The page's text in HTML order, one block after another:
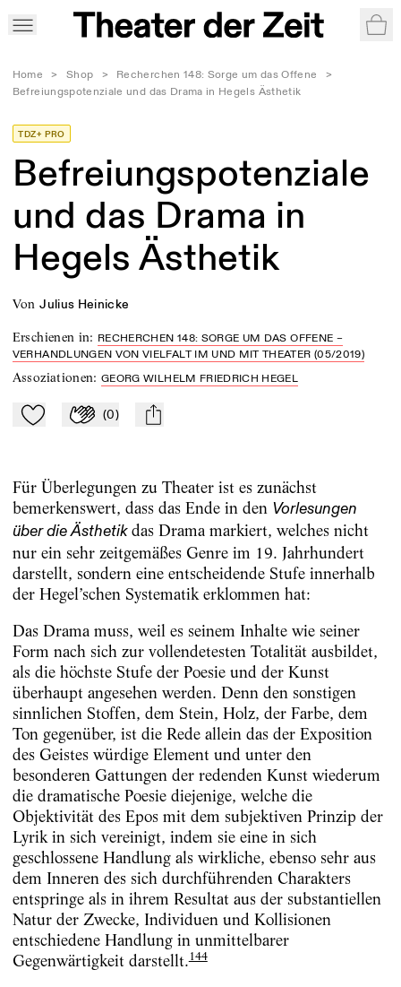
Home > Shop > Recherchen 148: Sorge um das Offene
>
Befreiungspotenziale und das Drama in Hegels Ästhetik
TDZ+ PRO
Befreiungspotenziale
und das Drama in
Hegels Ästhetik
von Julius Heinicke
Erschienen in: RECHERCHEN 148: SORGE UM DAS OFFENE –
VERHANDLUNGEN VON VIELFALT IM UND MIT THEATER (05/2019)
Assoziationen:GEORG WILHELM FRIEDRICH HEGEL
Zu Mein-TdZ hinzufügen
Applaudieren
(0) mail
Für Überlegungen zu Theater ist es zunächst
bemerkenswert, dass das Ende in den Vorlesungen
über die Ästhetikdas Drama markiert, welches nicht
nur ein sehr zeitgemäßes Genre im 19. Jahrhundert
darstellt, sondern eine entscheidende Stufe innerhalb
der Hegel’schen Systematik erklommen hat:
Das Drama muss, weil es seinem Inhalte wie seiner
Form nach sich zur vollendetesten Totalität ausbildet,
als die höchste Stufe der Poesie und der Kunst
überhaupt angesehen werden. Denn den sonstigen
sinnlichen Stoffen, dem Stein, Holz, der Farbe, dem
Ton gegenüber, ist die Rede allein das der Exposition
des Geistes würdige Element und unter den
besonderen Gattungen der redenden Kunst wiederum
die dramatische Poesie diejenige, welche die
Objektivität des Epos mit dem subjektiven Prinzip der
Lyrik in sich vereinigt, indem sie eine in sich
geschlossene Handlung als wirkliche, ebenso sehr aus
dem Inneren des sich durchführenden Charakters
entspringe als in ihrem Resultat aus der substantiellen
Natur der Zwecke, Individuen und Kollisionen
entschiedene Handlung in unmittelbarer
Gegenwärtigkeit darstellt.144